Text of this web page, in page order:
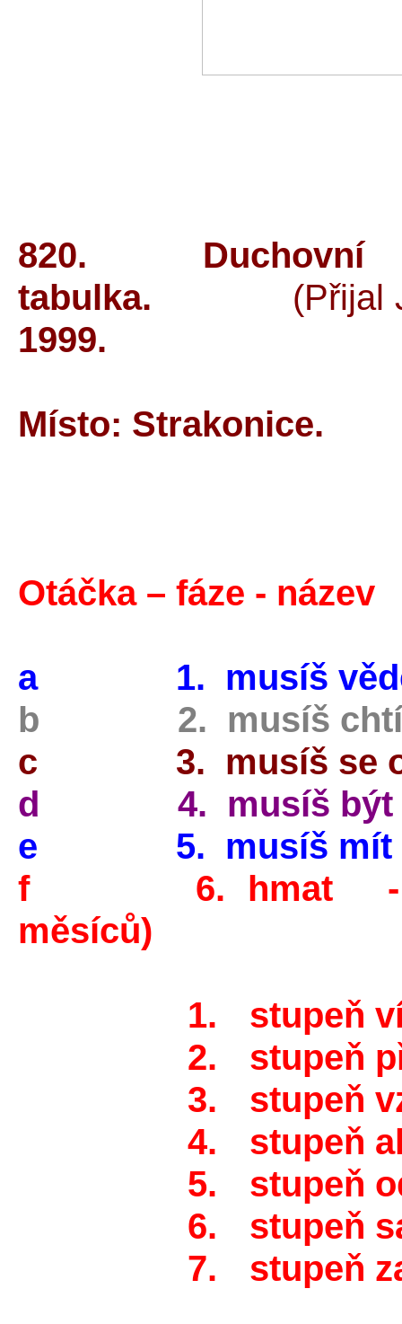
820. Duchovní
tabulka.
1999.
Místo: Strakonice.
Otáčka – fáze - název
a 1. musíš
b 2. musíš
c 3. musíš se
d 4. musíš být
e 5. musíš mít
f6. hmat - I.
měsíců)
1.
stupeň
2.
stupeň
3.
stupeň
4.
stupeň
5.
stupeň
6.
stupeň
7.
stupeň